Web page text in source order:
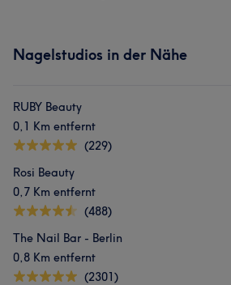
Nagelstudios in der Nähe
RUBY Beauty
0,1 Km entfernt
(229)
Rosi Beauty
0,7 Km entfernt
(488)
The Nail Bar - Berlin
0,8 Km entfernt
(2301)